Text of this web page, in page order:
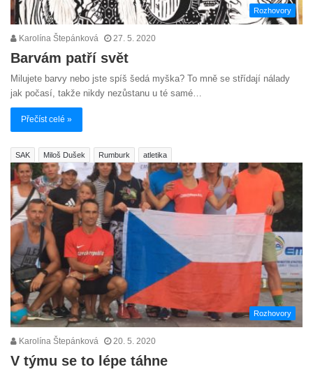
Rozhovory
Karolína Štepánková 27. 5. 2020
Barvám patří svět
Milujete barvy nebo jste spíš šedá myška? To mně se střídají nálady
jak počasí, takže nikdy nezůstanu u té samé…
Přečíst celé »
SAK Miloš Dušek Rumburk atletika
Rozhovory
Karolína Štepánková 20. 5. 2020
V týmu se to lépe táhne